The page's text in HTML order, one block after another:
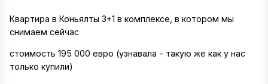
Квартира в Коньялты 3+1 в комплексе, в котором мы
снимаем сейчас
стоимость 195 000 евро (узнавала - такую же как у нас
только купили)